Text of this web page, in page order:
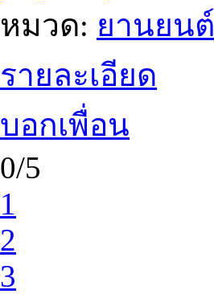
หมวด: ยานยนต์
รายละเอียด
บอกเพื่อน
0/5
1
2
3